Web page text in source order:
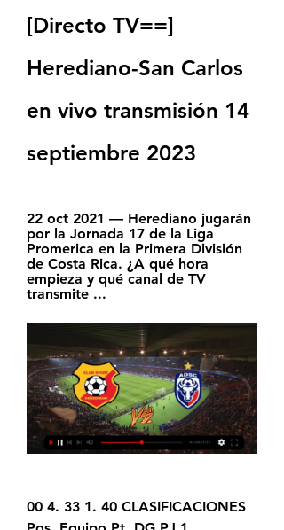
[Directo TV==]
Herediano-San Carlos
en vivo transmisión 14
septiembre 2023
22 oct 2021 — Herediano jugarán
por la Jornada 17 de la Liga
Promerica en la Primera División
de Costa Rica. ¿A qué hora
empieza y qué canal de TV
transmite ...
00 4. 33 1. 40 CLASIFICACIONES